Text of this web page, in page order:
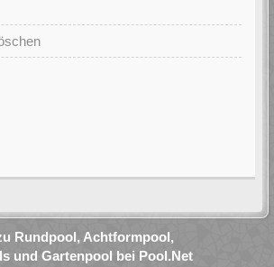
Rundpool, Achtformpool,
und Gartenpool bei Pool.Net